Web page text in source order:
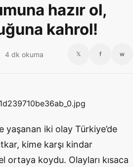
hazır ol,
kahrol!
4 dk okuma 𝕏 f w
yaşanan iki olay Türkiye’de
kime karşı kindar
ortaya koydu. Olayları kısaca